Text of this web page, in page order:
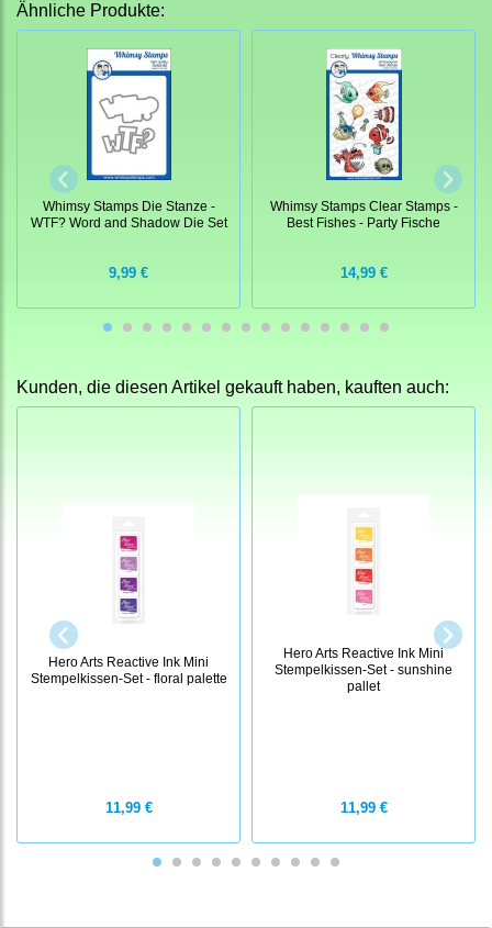
Ähnliche Produkte:
Whimsy Stamps Die Stanze -
WTF? Word and Shadow Die Set
9,99 €
Whimsy Stamps Clear Stamps -
Best Fishes - Party Fische
14,99 €
Kunden, die diesen Artikel gekauft haben, kauften auch:
Hero Arts Reactive Ink Mini
Stempelkissen-Set - floral palette
11,99 €
Hero Arts Reactive Ink Mini
Stempelkissen-Set - sunshine
pallet
11,99 €